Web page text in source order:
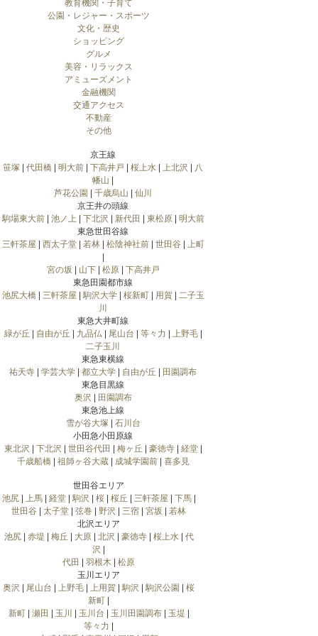
教育機関・子育て
公園・レジャー・スポーツ
文化・歴史
ショッピング
グルメ
美容・リラックス
アミューズメント
金融機関
交通アクセス
不動産
その他
京王線
笹塚
代田橋 明大前 下高井戸 桜上水 上北沢
八
幡山
芦花公園
千歳烏山
仙川
京王井の頭線
駒場東大前| 池ノ上 下北沢 新代田 東松原| 明大前
東急世田谷線
三軒茶屋
西太子堂| 若林| 松陰神社前| 世田谷
上町
宮の坂
山下| 松原| 下高井戸
東急田園都市線
池尻大橋| 三軒茶屋 駒沢大学| 桜新町| 用賀| 二子玉
川
東急大井町線
緑が丘
自由が丘 九品仏| 尾山台 等々力 上野毛|
二子玉川
東急東横線
祐天寺
学芸大学 都立大学 自由が丘
田園調布
東急目黒線
奥沢
田園調布
東急池上線
雪が谷大塚| 石川台
小田急小田原線
東北沢
下北沢 世田谷代田 梅ヶ丘 豪徳寺| 経堂|
千歳船橋| 祖師ヶ谷大蔵| 成城学園前| 喜多見
世田谷エリア
池尻| 上馬| 経堂| 駒沢 桜| 桜丘 三軒茶屋 下馬|
世田谷
太子堂 弦巻 野沢 三宿 宮坂
若林
北沢エリア
池尻| 赤堤 梅丘 大原| 北沢 豪徳寺| 桜上水| 代
沢
代田
羽根木
松原
玉川エリア
奥沢
尾山台 上野毛 上用賀 駒沢 駒沢公園
桜
新町
新町| 瀬田 玉川 玉川台 玉川田園調布| 玉堤
等々力